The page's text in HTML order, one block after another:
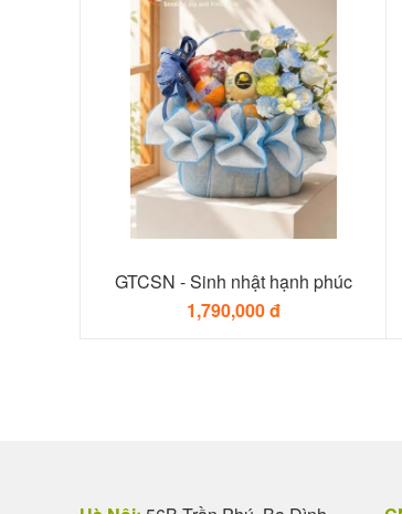
GTCSN - Sinh nhật hạnh phúc
1,790,000 đ